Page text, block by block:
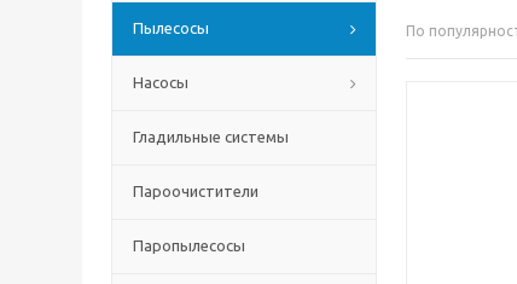
Пылесосы
Насосы
Гладильные системы
Пароочистители
Паропылесосы
По